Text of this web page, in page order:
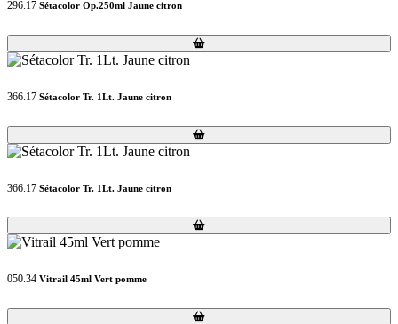
296.17 Sétacolor Op.250ml Jaune citron
Loading...
Loading...
366.17 Sétacolor Tr. 1Lt. Jaune citron
Loading...
Loading...
366.17 Sétacolor Tr. 1Lt. Jaune citron
Loading...
Loading...
050.34 Vitrail 45ml Vert pomme
Loading...
Loading...